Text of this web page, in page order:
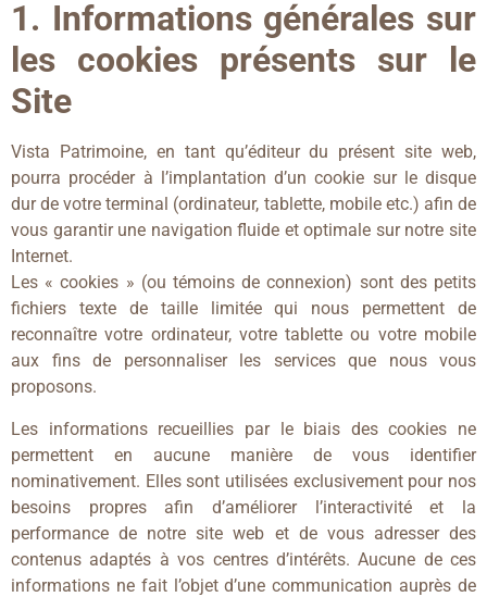
1. Informations générales sur
les cookies présents sur le
Site
Vista Patrimoine, en tant qu’éditeur du présent site web,
pourra procéder à l’implantation d’un cookie sur le disque
dur de votre terminal (ordinateur, tablette, mobile etc.) afin de
vous garantir une navigation fluide et optimale sur notre site
Internet.
Les « cookies » (ou témoins de connexion) sont des petits
fichiers texte de taille limitée qui nous permettent de
reconnaître votre ordinateur, votre tablette ou votre mobile
aux fins de personnaliser les services que nous vous
proposons.
Les informations recueillies par le biais des cookies ne
permettent en aucune manière de vous identifier
nominativement. Elles sont utilisées exclusivement pour nos
besoins propres afin d’améliorer l’interactivité et la
performance de notre site web et de vous adresser des
contenus adaptés à vos centres d’intérêts. Aucune de ces
informations ne fait l’objet d’une communication auprès de